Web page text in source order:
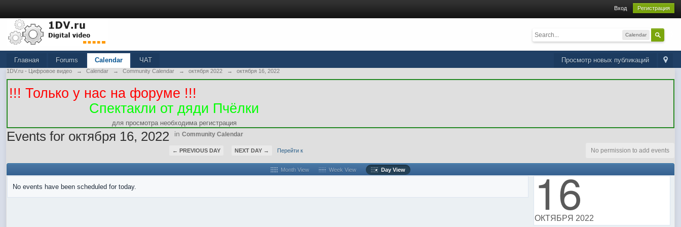
Вход Регистрация
Calendar
Просмотр новых публикаций
Главная Forums Calendar ЧАТ
1DV.ru - Цифровое видео → Calendar → Community Calendar → октября 2022 → октября 16, 2022
!!! Только у нас на форуме !!!
Спектакли от дяди Пчёлки
для просмотра необходима регистрация
Events for октября 16, 2022 inCommunity Calendar
← PREVIOUS DAY NEXT DAY → Перейти к No permission to add events
Month View Week View Day View
No events have been scheduled for today. 16
ОКТЯБРЯ 2022